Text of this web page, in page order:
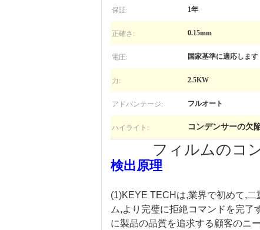
保証: 1年
正確さ: 0.15mm
電圧: 国家基準に適応します
力: 2.5KW
アドバンテージ: フルオート
ハイライト: コンデンサーの欠
フィルムのコ
検出原理
(1)KEYE TECHは,業界で初めて,
ム,より完璧に拒絶コマンドを完
に製品の品質を追求する顧客のニ